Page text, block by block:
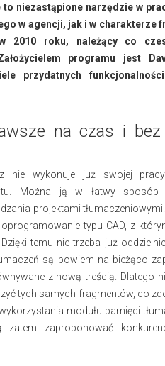
niezastąpione narzędzie w
w agencji, jak i w charakterze
2010 roku, należący co
programu jest
przydatnych
na czas i bez
nie wykonuje już swojej
Można ją w łatwy sposób
projektami
typu CAD, z
temu nie trzeba już
są bowiem na bieżąco
z nową treścią. Dlatego
tych samych fragmentów, co
modułu pamięci
zaproponować